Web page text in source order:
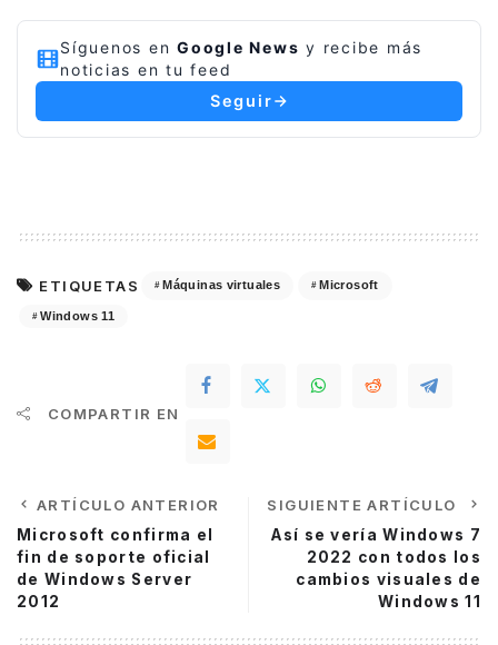
Síguenos en Google News y recibe más
noticias en tu feed
Seguir
ETIQUETAS Máquinas virtuales Microsoft
Windows 11
COMPARTIR EN
ARTÍCULO ANTERIOR
Microsoft confirma el
fin de soporte oficial
de Windows Server
2012
SIGUIENTE ARTÍCULO
Así se vería Windows 7
2022 con todos los
cambios visuales de
Windows 11